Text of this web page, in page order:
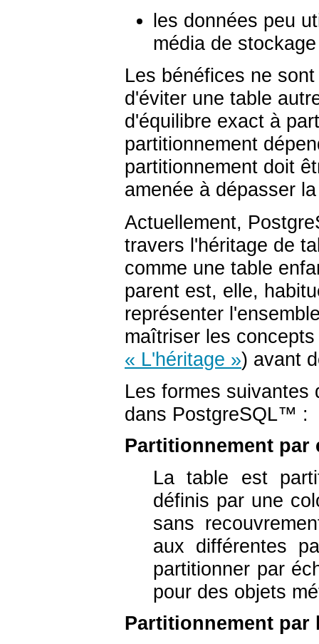
les données peu
média de
Les bénéfices ne
d'éviter une table
d'équilibre exact à
partitionnement
partitionnement doit
amenée à dépasser
Actuellement,
travers l'héritage de
comme une table
parent est, elle,
représenter
maîtriser les
« L'héritage ») avant
Les formes suivantes
dans PostgreSQL™ :
Partitionnement par
La table est
définis par une
sans
aux différentes
partitionner par
pour des objets
Partitionnement par